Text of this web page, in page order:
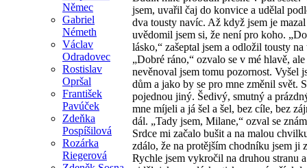
Němec
Gabriel
Németh
Václav
Odradovec
Rostislav
Opršal
František
Pavúček
Zdeňka
Pospíšilová
Rozárka
Riegerová
jsem, uvařil čaj do konvice a udělal
dva tousty navíc. Až když jsem je
uvědomil jsem si, že není pro koho.
lásko,“ zašeptal jsem a odložil tousty
„Dobré ráno,“ ozvalo se v mé hlavě, ale
nevěnoval jsem tomu pozornost. Vyšel
dům a jako by se pro mne změnil svět.
pojednou jiný. Šedivý, smutný a
mne míjeli a já šel a šel, bez cíle, bez
dál. „Tady jsem, Milane,“ ozval se
Srdce mi začalo bušit a na malou
zdálo, že na protějším chodníku jsem ji
Rychle jsem vykročil na druhou stranu